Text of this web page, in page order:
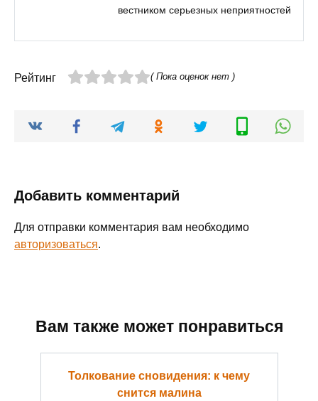
вестником серьезных неприятностей
Рейтинг ( Пока оценок нет )
Добавить комментарий
Для отправки комментария вам необходимо
авторизоваться.
Вам также может понравиться
Толкование сновидения: к чему
снится малина